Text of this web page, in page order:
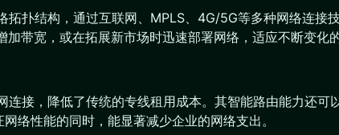
扑结构，通过互联网、MPLS、4G/5G等多种网络连接
带宽，或在拓展新市场时迅速部署网络，适应不断变化的
接，降低了传统的专线租用成本。其智能路由能力还可
络性能的同时，能显著减少企业的网络支出。